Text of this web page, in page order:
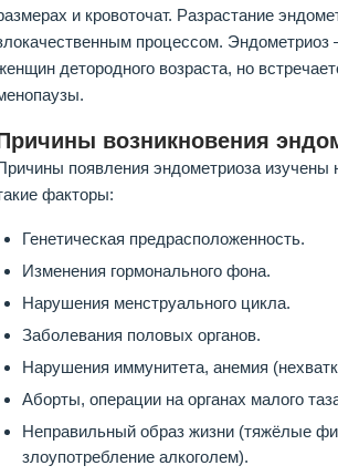
и кровоточат. Разрастание
процессом. Эндометриоз
детородного возраста, но
возникновения
появления эндометриоза изучены
факторы:
Генетическая предрасположенность.
Изменения гормонального фона.
Нарушения менструального цикла.
Заболевания половых органов.
Нарушения иммунитета, анемия
Аборты, операции на органах малого
Неправильный образ жизни (тяжёлые
злоупотребление алкоголем).